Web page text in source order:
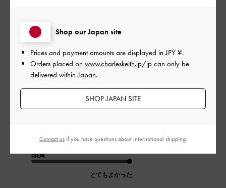
Love the design
その他（シューズ以外） | カラー:
デザイン
品質
とてもよかった
日本語に翻訳する
Shop our Japan site
Prices and payment amounts are displayed inJPY ¥.
Orders placed on www.charleskeith.jp/jp can only be
delivered within Japan.
SHOP JAPAN SITE
Contact usif you have questions about international shipping.